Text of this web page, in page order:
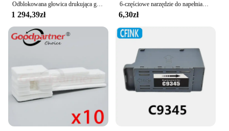
Odblokowana głowica drukująca głowica drukująca do Epson R1800 R2400 1800 2400 9880 4400 4800 Mutoh RJ900 DX5 na bazie wody F 158000 Głowica drukarki
1 294,39zł
6-częściowe narzędzie do napełniania atramentu 10 ml igła strzykawkowa do Epson Canon Hp Brother Ricoh CISS Tank Zestaw atramentów do napełniania wkładów do napełniania
6,30zł